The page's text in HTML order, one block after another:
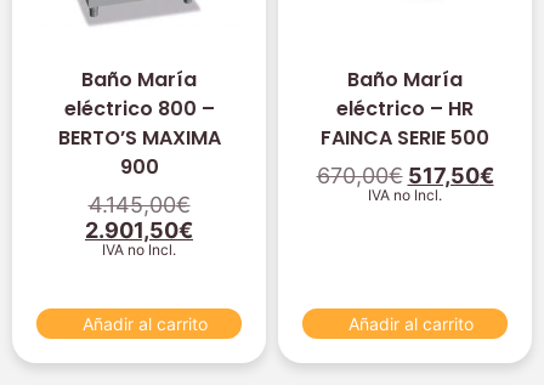
Baño María
eléctrico 800 –
BERTO’S MAXIMA
900
4.145,00€
2.901,50€
IVA no Incl.
Añadir al carrito
Baño María
eléctrico – HR
FAINCA SERIE 500
670,00€ 517,50€
IVA no Incl.
Añadir al carrito